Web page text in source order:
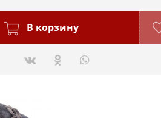
В корзину